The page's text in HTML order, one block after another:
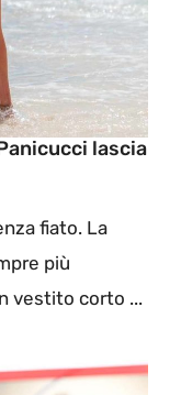
lascia
fiato. La
più
vestito corto ...